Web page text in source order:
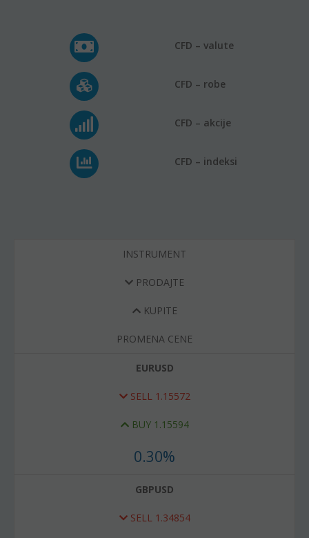
CFD – valute
CFD – robe
CFD – akcije
CFD – indeksi
INSTRUMENT
PRODAJTE
KUPITE
PROMENA CENE
EURUSD
SELL 1.15572
BUY 1.15594
0.30%
GBPUSD
SELL 1.34854